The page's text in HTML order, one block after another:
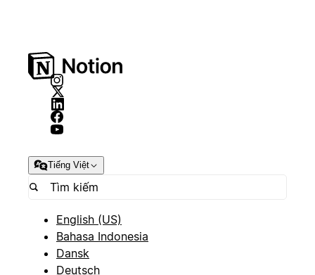
Tiếng Việt
English (US)
Bahasa Indonesia
Dansk
Deutsch